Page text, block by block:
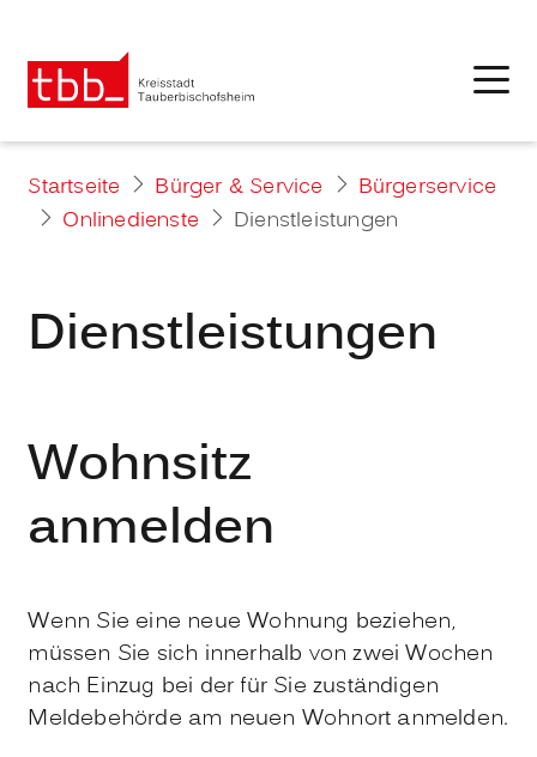
Startseite Bürger & Service
Bürgerservice
Onlinedienste
Dienstleistungen
Dienstleistungen
Wohnsitz
anmelden
Wenn Sie eine neue Wohnung beziehen,
müssen Sie sich innerhalb von zwei Wochen
nach Einzug bei der für Sie zuständigen
Meldebehörde am neuen Wohnort anmelden.